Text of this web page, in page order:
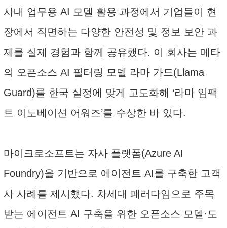
사내 업무용 AI 모델 활용 과정에서 기업들이 현
장에서 직면하는 다양한 안전성 및 정보 보안 과
제를 실제 경험과 함께 공유했다. 이 회사는 메타
의 오픈소스 AI 필터링 모델 라마 가드(Llama
Guard)를 한국 실정에 맞게 고도화해 ‘라마 임팩
트 이노베이션 어워즈’를 수상한 바 있다.
마이크로소프트는 자사 플랫폼(Azure AI
Foundry)을 기반으로 에이전트 AI를 구축한 고객
사 사례를 제시했다. 차세대 패러다임으로 주목
받는 에이전트 AI 구축을 위한 오픈소스 모델·도